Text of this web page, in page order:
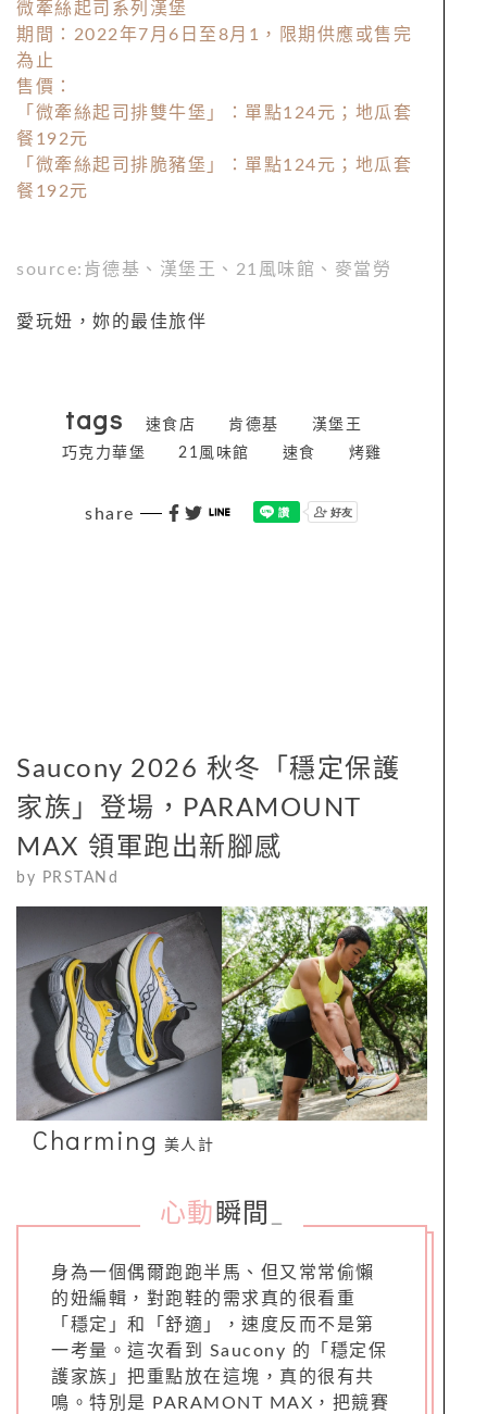
微牽絲起司系列漢堡
期間：2022年7月6日至8月1，限期供應或售完
為止
售價：
「微牽絲起司排雙牛堡」：單點124元；地瓜套
餐192元
「微牽絲起司排脆豬堡」：單點124元；地瓜套
餐192元
source:肯德基、漢堡王、21風味館、麥當勞
愛玩妞，妳的最佳旅伴
tags 速食店 肯德基
漢堡王
巧克力華堡
21風味館 速食 烤雞
share
Saucony 2026 秋冬「穩定保護
家族」登場，PARAMOUNT
MAX 領軍跑出新腳感
by PRSTANd
Charming 美人計
心動 瞬間
身為一個偶爾跑跑半馬、但又常常偷懶
的妞編輯，對跑鞋的需求真的很看重
「穩定」和「舒適」，速度反而不是第
一考量。這次看到 Saucony 的「穩定保
護家族」把重點放在這塊，真的很有共
鳴。特別是 PARAMONT MAX，把競賽